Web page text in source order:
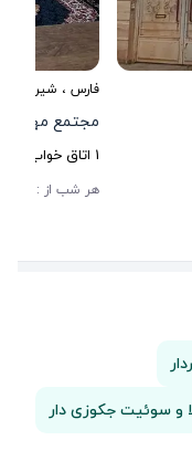
فارس ، شیراز
مجتمع
1 اتاق خواب .
هر شب از :
و سوئیت جکوزی دار